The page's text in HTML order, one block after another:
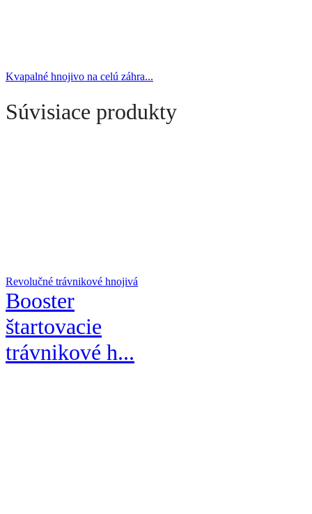
Kvapalné hnojivo na celú záhra...
Súvisiace produkty
Revolučné trávnikové hnojivá
Booster
štartovacie
trávnikové h...